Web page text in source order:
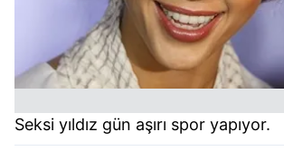
Seksi yıldız gün aşırı spor yapıyor.